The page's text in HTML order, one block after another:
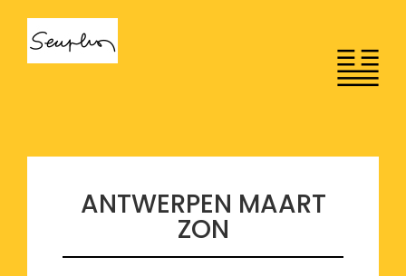
contenu
ANTWERPEN MAART
ZON